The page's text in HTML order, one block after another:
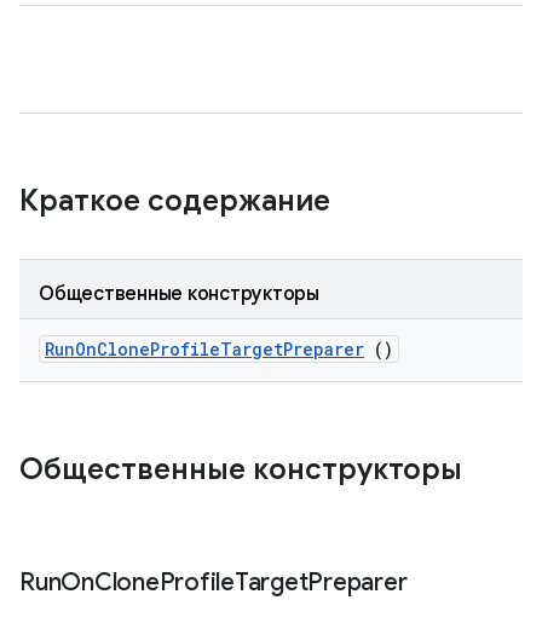
Краткое содержание
Общественные конструкторы
RunOnCloneProfileTargetPreparer ()
Общественные конструкторы
RunOnCloneProfileTargetPreparer